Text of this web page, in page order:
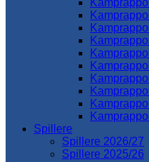
Spillere
Spillere 2026/27
Spillere 2025/26